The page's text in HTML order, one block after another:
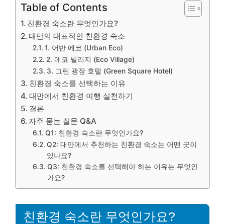
Table of Contents
친환경 숙소란 무엇인가요?
대만의 대표적인 친환경 숙소
1. 어반 에코 (Urban Eco)
2. 에코 빌리지 (Eco Village)
3. 그린 광장 호텔 (Green Square Hotel)
친환경 숙소를 선택하는 이유
대만에서 친환경 여행 실천하기
결론
자주 묻는 질문 Q&A
Q1: 친환경 숙소란 무엇인가요?
Q2: 대만에서 추천하는 친환경 숙소는 어떤 곳이
있나요?
Q3: 친환경 숙소를 선택해야 하는 이유는 무엇인
가요?
친환경 숙소란 무엇인가요?